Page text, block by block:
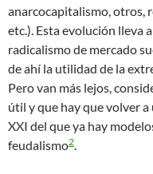
anarcocapitalismo, otros,
etc.). Esta evolución lleva
radicalismo de mercado
de ahí la utilidad de la
Pero van más lejos,
útil y que hay que volver
XXI del que ya hay
feudalismo2.